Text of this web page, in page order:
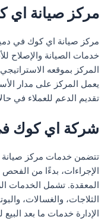
مركز صيانة اي
مركز صيانة اي كوك في
المركز بموقعه
يعمل المركز على مدار
تقديم الدعم للعملاء في
شركة اي كوك
تتضمن خدمات مركز
الإجراءات، بدءًا من
المعقدة. تشمل الخدمات
الثلاجات، والغسالات،
الإدارة خدمات ما بعد البيع